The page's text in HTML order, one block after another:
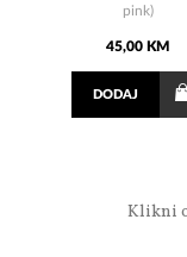
pink)
45,00 KM
DODAJ
Klikni